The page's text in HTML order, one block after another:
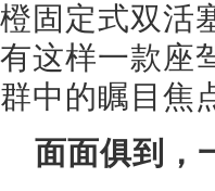
橙固定式双活
有这样一款座
群中的瞩目焦
面面俱到，